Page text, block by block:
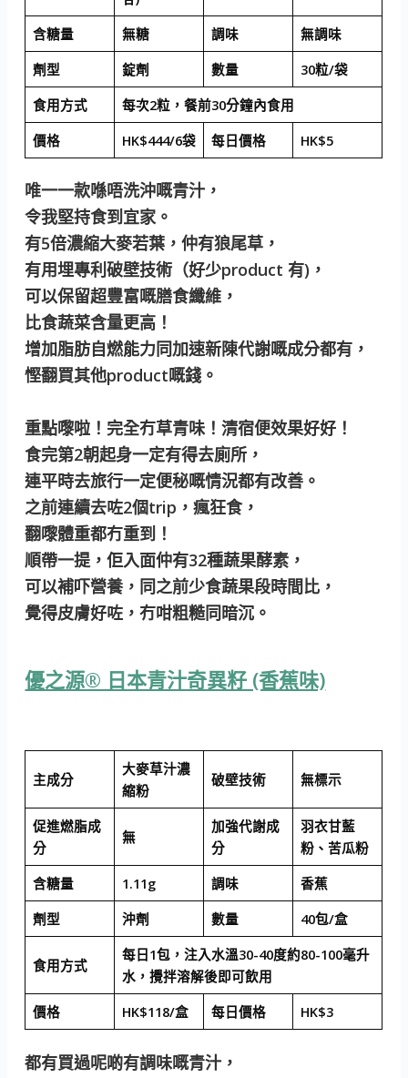
含糖量 無糖 調味
無調味
劑型
錠劑 數量
30粒/袋
食用方式
每次2粒，餐前30分鐘內食用
價格
HK$444/6袋 每日價格 HK$5
唯一一款喺唔洗沖嘅青汁，
令我堅持食到宜家。
有5倍濃縮大麥若葉，仲有狼尾草，
有用埋專利破壁技術（好少product 有)，
可以保留超豐富嘅膳食纖維，
比食蔬菜含量更高！
增加脂肪自燃能力同加速新陳代謝嘅成分都有，
慳翻買其他product嘅錢。
重點嚟啦！完全冇草青味！清宿便效果好好！
食完第2朝起身一定有得去廁所，
連平時去旅行一定便秘嘅情況都有改善。
之前連續去咗2個trip，瘋狂食，
翻嚟體重都冇重到！
順帶一提，佢入面仲有32種蔬果酵素，
可以補吓營養，同之前少食蔬果段時間比，
覺得皮膚好咗，冇咁粗糙同暗沉。
優之源® 日本青汁奇異籽 (香蕉味)
主成分
大麥草汁濃
縮粉
破壁技術 無標示
促進燃脂成
分
無
加強代謝成
分
羽衣甘藍
粉、苦瓜粉
含糖量
1.11g 調味
香蕉
劑型
沖劑 數量 40包/盒
食用方式
每日1包，注入水溫30-40度約80-100毫升
水，攪拌溶解後即可飲用
價格
HK$118/盒 每日價格 HK$3
都有買過呢啲有調味嘅青汁，